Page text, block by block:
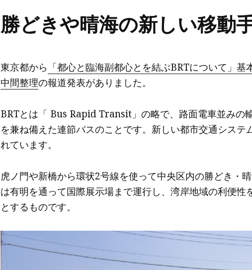
勝どきや晴海の新しい移動
東京都から 「都心と臨海副都心とを結ぶBRTについて」基
中間整理の報道発表がありました。
BRTとは「 Bus Rapid Transit」の略で、路面電車並みの
を兼ね備えた連節バスのことです。新しい都市交通システ
れています。
虎ノ門や新橋から環状2号線を使って中央区内の勝どき・
は有明を通って国際展示場まで運行し、湾岸地域の利便性
とするものです。